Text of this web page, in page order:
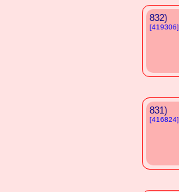
832)
[419306]
831)
[416824]